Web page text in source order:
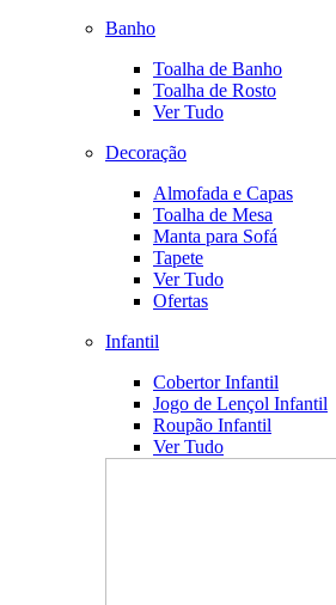
Banho
Toalha de Banho
Toalha de Rosto
Ver Tudo
Decoração
Almofada e Capas
Toalha de Mesa
Manta para Sofá
Tapete
Ver Tudo
Ofertas
Infantil
Cobertor Infantil
Jogo de Lençol Infantil
Roupão Infantil
Ver Tudo